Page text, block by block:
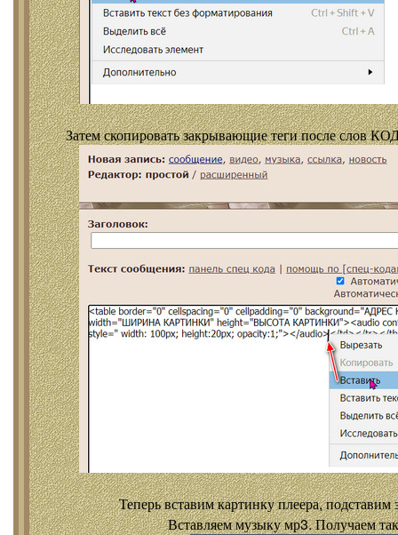
Затем скопировать закрывающие теги после слов
Теперь вставим картинку плеера, подставим
Вставляем музыку мр3. Получаем